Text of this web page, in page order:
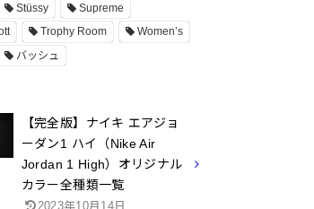
Stüssy
Supreme
Trophy Room
Women’s
バッシュ
【完全版】ナイキ エアジョ
ーダン1 ハイ（Nike Air
Jordan 1 High）オリジナル
カラー全種類一覧
2023年10月14日